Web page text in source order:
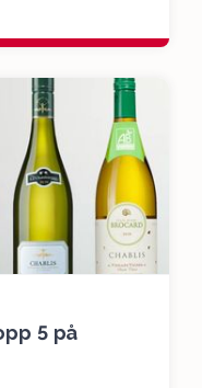
5 på